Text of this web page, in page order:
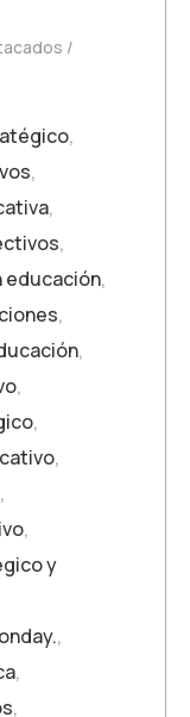
,
,
,
,
educación,
,
,
,
,
,
,
,
y
,
,
,